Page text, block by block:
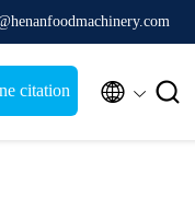
citation  